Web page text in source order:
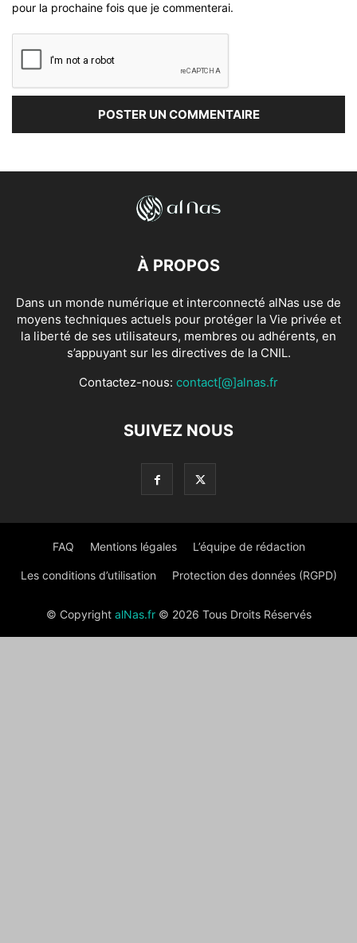
pour la prochaine fois que je commenterai.
À PROPOS
Dans un monde numérique et interconnecté alNas use de
moyens techniques actuels pour protéger la Vie privée et
la liberté de ses utilisateurs, membres ou adhérents, en
s’appuyant sur les directives de la CNIL.
Contactez-nous: contact[@]alnas.fr
SUIVEZ NOUS
FAQ Mentions légales L’équipe de rédaction
Les conditions d’utilisation Protection des données (RGPD)
© Copyright alNas.fr© 2026 Tous Droits Réservés